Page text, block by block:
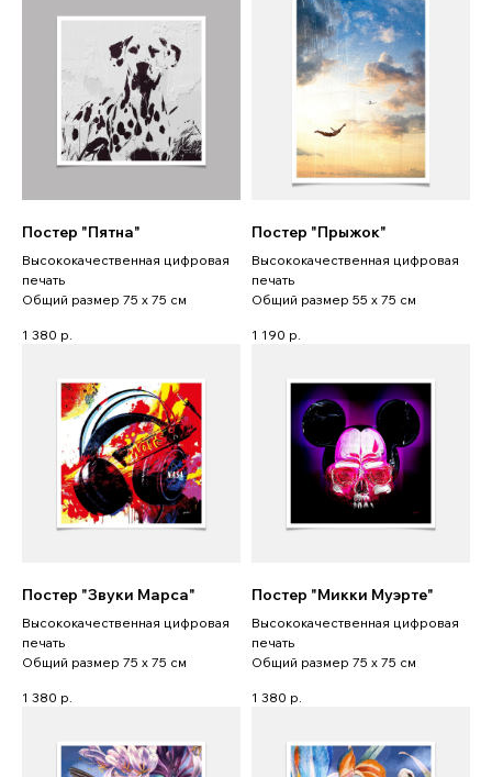
Постер "Пятна"
Высококачественная цифровая
печать
Общий размер 75 x 75 см
1 380 р.
Постер "Прыжок"
Высококачественная цифровая
печать
Общий размер 55 x 75 см
1 190 р.
Постер "Звуки Марса"
Высококачественная цифровая
печать
Общий размер 75 x 75 см
1 380 р.
Постер "Микки Муэрте"
Высококачественная цифровая
печать
Общий размер 75 x 75 см
1 380 р.